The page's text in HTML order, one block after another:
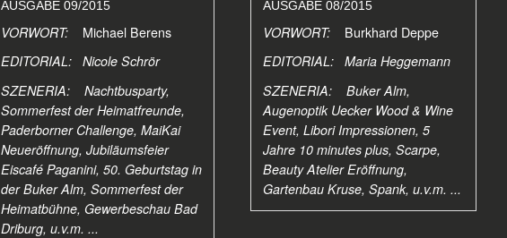
AUSGABE 09/2015
VORWORT:
Michael Berens
EDITORIAL: Nicole Schrör
SZENERIA: Nachtbusparty,
Sommerfest der Heimatfreunde,
Paderborner Challenge, MaiKai
Neueröffnung, Jubiläumsfeier
Eiscafé Paganini, 50. Geburtstag in
der Buker Alm, Sommerfest der
Heimatbühne, Gewerbeschau Bad
Driburg, u.v.m. ...
AUSGABE 08/2015
VORWORT:
Burkhard Deppe
EDITORIAL: Maria Heggemann
SZENERIA: Buker Alm,
Augenoptik Uecker Wood & Wine
Event, Libori Impressionen, 5
Jahre 10 minutes plus, Scarpe,
Beauty Atelier Eröffnung,
Gartenbau Kruse, Spank, u.v.m. ...